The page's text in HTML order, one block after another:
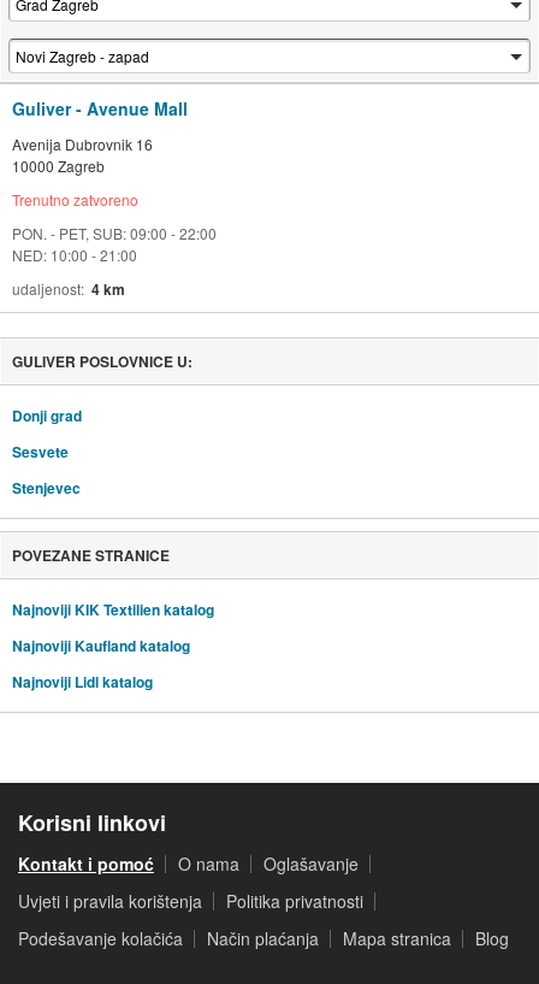
Guliver - Avenue Mall
Avenija Dubrovnik 16
10000 Zagreb
Trenutno zatvoreno
PON. - PET, SUB: 09:00 - 22:00
NED: 10:00 - 21:00
udaljenost 4 km
GULIVER POSLOVNICE U:
Donji grad
Sesvete
Stenjevec
POVEZANE STRANICE
Najnoviji KIK Textilien katalog
Najnoviji Kaufland katalog
Najnoviji Lidl katalog
Korisni linkovi
Kontakt i pomoć O nama
Oglašavanje
Uvjeti i pravila korištenja
Politika privatnosti
Podešavanje kolačića
Način plaćanja Mapa stranica Blog